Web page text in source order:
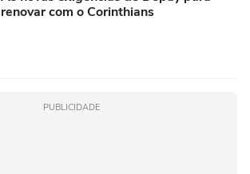
renovar com o Corinthians
PUBLICIDADE